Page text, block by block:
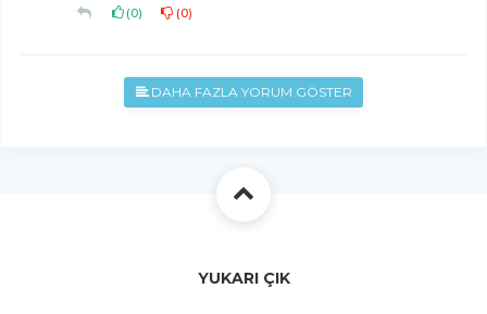
(0) (0)
DAHA FAZLA YORUM GÖSTER
YUKARI ÇIK